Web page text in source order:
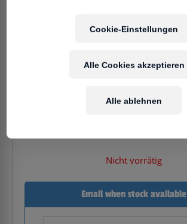
149,00€
Nicht vorrätig
Email when stock available
Cookie-Einstellungen
Alle ablehnen
Alle Cookies akzeptieren